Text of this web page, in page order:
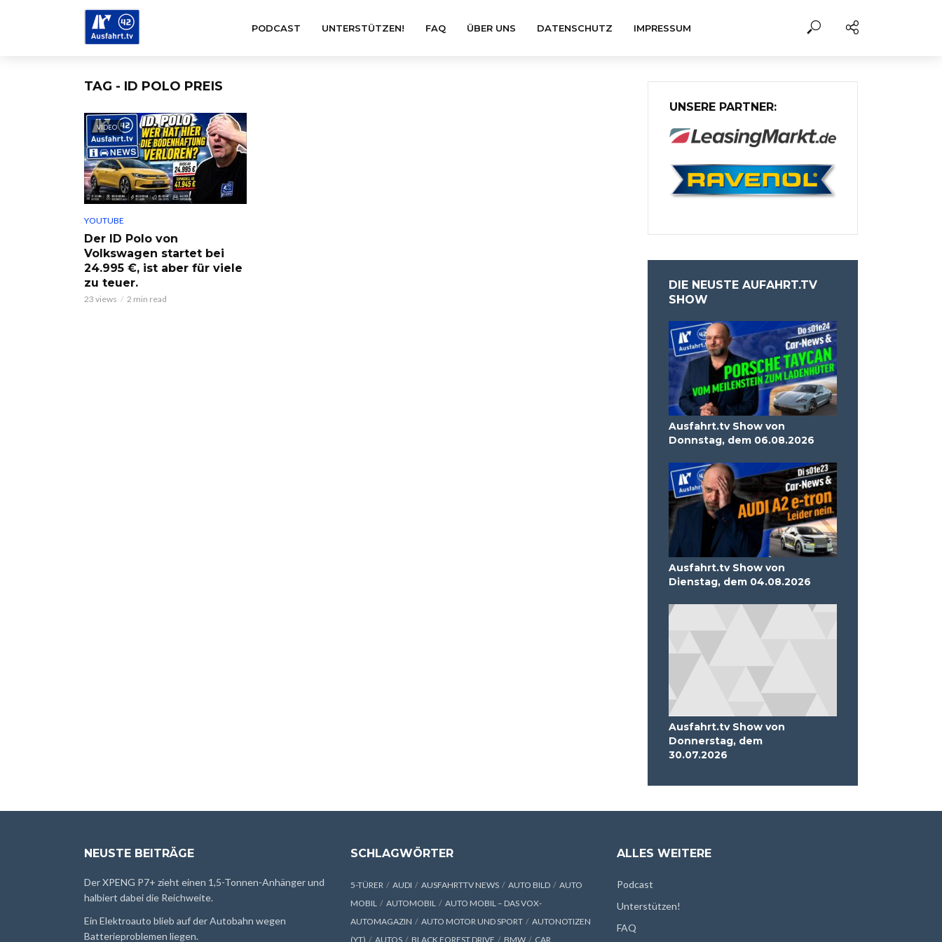
PODCAST UNTERSTÜTZEN! FAQ ÜBER UNS DATENSCHUTZ IMPRESSUM
TAG - ID POLO PREIS
VIDEO
YOUTUBE
Der ID Polo von
Volkswagen startet bei
24.995 €, ist aber für viele
zu teuer.
23 views 2 min read
UNSERE PARTNER:
DIE NEUSTE AUFAHRT.TV
SHOW
Ausfahrt.tv Show von
Donnstag, dem 06.08.2026
Ausfahrt.tv Show von
Dienstag, dem 04.08.2026
Ausfahrt.tv Show von
Donnerstag, dem
30.07.2026
NEUSTE BEITRÄGE
Der XPENG P7+ zieht einen 1,5-Tonnen-Anhänger und
halbiert dabei die Reichweite.
Ein Elektroauto blieb auf der Autobahn wegen
Batterieproblemen liegen.
SCHLAGWÖRTER
5-TÜRER AUDI AUSFAHRTTV NEWS AUTO BILD
AUTO
MOBIL
AUTOMOBIL
AUTO MOBIL – DAS VOX-
AUTOMAGAZIN
AUTO MOTOR UND SPORT
AUTONOTIZEN
(YT)
AUTOS BLACK FOREST DRIVE BMW CAR
ALLES WEITERE
Podcast
Unterstützen!
FAQ